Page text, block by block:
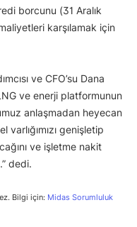
borcunu (31 Aralık
karşılamak için
ve CFO’su Dana
ve enerji platformunun
anlaşmadan heyecan
genişletip
ve işletme nakit
dedi.
Bilgi için: Midas Sorumluluk